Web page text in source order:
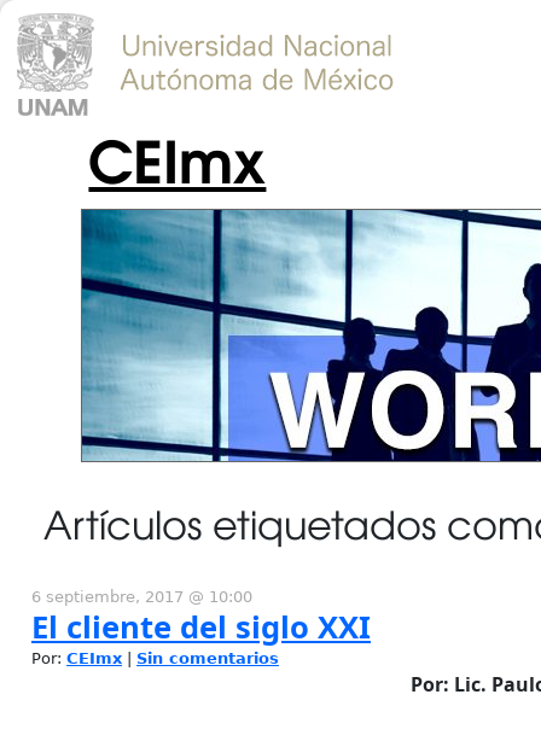
CEImx
Artículos etiquetados
6 septiembre, 2017 @ 10:00
El cliente del siglo XXI
Por: CEImx Sin comentarios
Por: Lic.